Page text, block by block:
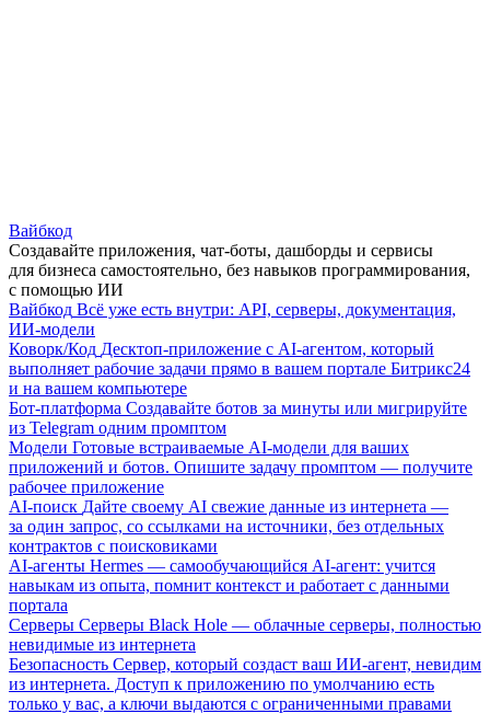
Вайбкод
Создавайте приложения, чат-боты, дашборды и сервисы
для бизнеса самостоятельно, без навыков программирования,
с помощью ИИ
Вайбкод Всё уже есть внутри: API, серверы, документация,
ИИ-модели
Коворк/Код Десктоп-приложение с AI-агентом, который
выполняет рабочие задачи прямо в вашем портале Битрикс24
и на вашем компьютере
Бот-платформа Создавайте ботов за минуты или мигрируйте
из Telegram одним промптом
Модели Готовые встраиваемые AI-модели для ваших
приложений и ботов. Опишите задачу промптом — получите
рабочее приложение
AI-поиск Дайте своему AI свежие данные из интернета —
за один запрос, со ссылками на источники, без отдельных
контрактов с поисковиками
AI-агенты Hermes — самообучающийся AI-агент: учится
навыкам из опыта, помнит контекст и работает с данными
портала
Серверы Серверы Black Hole — облачные серверы, полностью
невидимые из интернета
Безопасность Сервер, который создаст ваш ИИ-агент, невидим
из интернета. Доступ к приложению по умолчанию есть
только у вас, а ключи выдаются с ограниченными правами